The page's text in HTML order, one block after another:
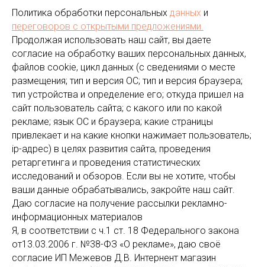
Политика обработки персональных данных и
переговоров с открытыми предложениями.
Продолжая использовать наш сайт, вы даете
согласие на обработку ваших персональных данных,
файлов cookie, цикл данных (с сведениями о месте
размещения; тип и версия ОС; тип и версия браузера;
тип устройства и определение его; откуда пришел на
сайт пользователь сайта; с какого или по какой
рекламе; язык ОС и браузера; какие страницы
привлекает и на какие кнопки нажимает пользователь;
ip-адрес) в целях развития сайта, проведения
ретаргетинга и проведения статистических
исследований и обзоров. Если вы не хотите, чтобы
ваши данные обрабатывались, закройте наш сайт.
Даю согласие на получение рассылки рекламно-
информационных материалов
Я, в соответствии с ч.1 ст. 18 Федерального закона
от13.03.2006 г. №38-ФЗ «О рекламе», даю своё
согласие ИП Межевов Д.В. Интернент магазин